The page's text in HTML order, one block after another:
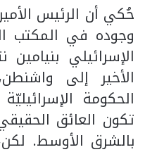
حُكي أن الرئيس
وجوده في المكتب
الإسرائيلي
الأخير إلى
الحكومة
تكون العائق
بالشرق الأوسط.